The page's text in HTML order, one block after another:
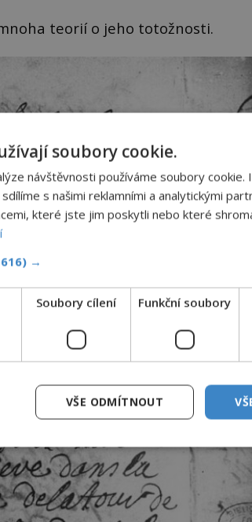
teorií o jeho totožnosti.
soubory cookie.
návštěvnosti používáme soubory cookie.
s našimi reklamními a analytickými
které jste jim poskytli nebo které
→
Soubory cílení Funkční soubory
VŠE ODMÍTNOUT